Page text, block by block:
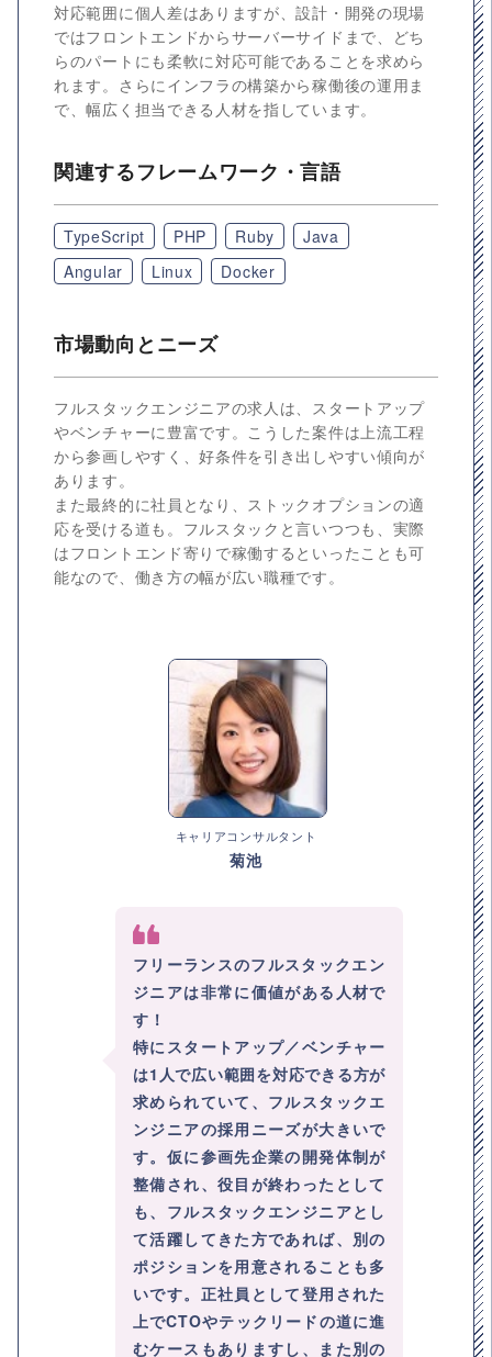
対応範囲に個人差はありますが、設計・開発の現場
ではフロントエンドからサーバーサイドまで、どち
らのパートにも柔軟に対応可能であることを求めら
れます。さらにインフラの構築から稼働後の運用ま
で、幅広く担当できる人材を指しています。
関連するフレームワーク・言語
TypeScript PHP Ruby
Java
Angular
Linux Docker
市場動向とニーズ
フルスタックエンジニアの求人は、スタートアップ
やベンチャーに豊富です。こうした案件は上流工程
から参画しやすく、好条件を引き出しやすい傾向が
あります。
また最終的に社員となり、ストックオプションの適
応を受ける道も。フルスタックと言いつつも、実際
はフロントエンド寄りで稼働するといったことも可
能なので、働き方の幅が広い職種です。
キャリアコンサルタント
菊池
フリーランスのフルスタックエン
ジニアは非常に価値がある人材で
す！
特にスタートアップ／ベンチャー
は1人で広い範囲を対応できる方が
求められていて、フルスタックエ
ンジニアの採用ニーズが大きいで
す。仮に参画先企業の開発体制が
整備され、役目が終わったとして
も、フルスタックエンジニアとし
て活躍してきた方であれば、別の
ポジションを用意されることも多
いです。正社員として登用された
上でCTOやテックリードの道に進
むケースもありますし、また別の